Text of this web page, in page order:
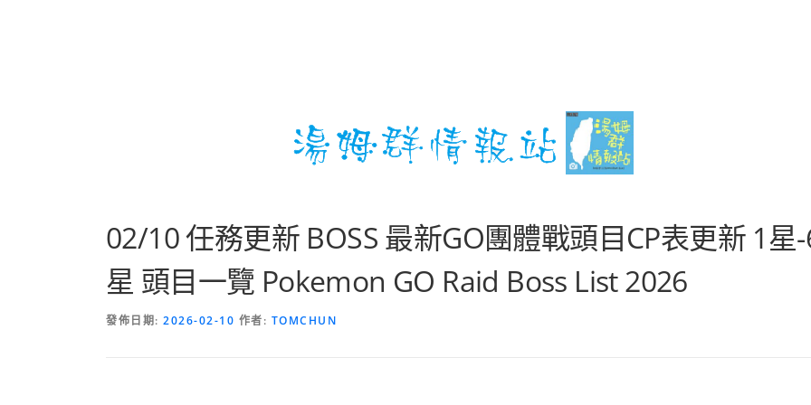
02/10 任務更新 BOSS 最新GO團體戰頭目CP表更新 1星
星 頭目一覽 Pokemon GO Raid Boss List 2026
發佈日期: 2026-02-10 作者: TOMCHUN